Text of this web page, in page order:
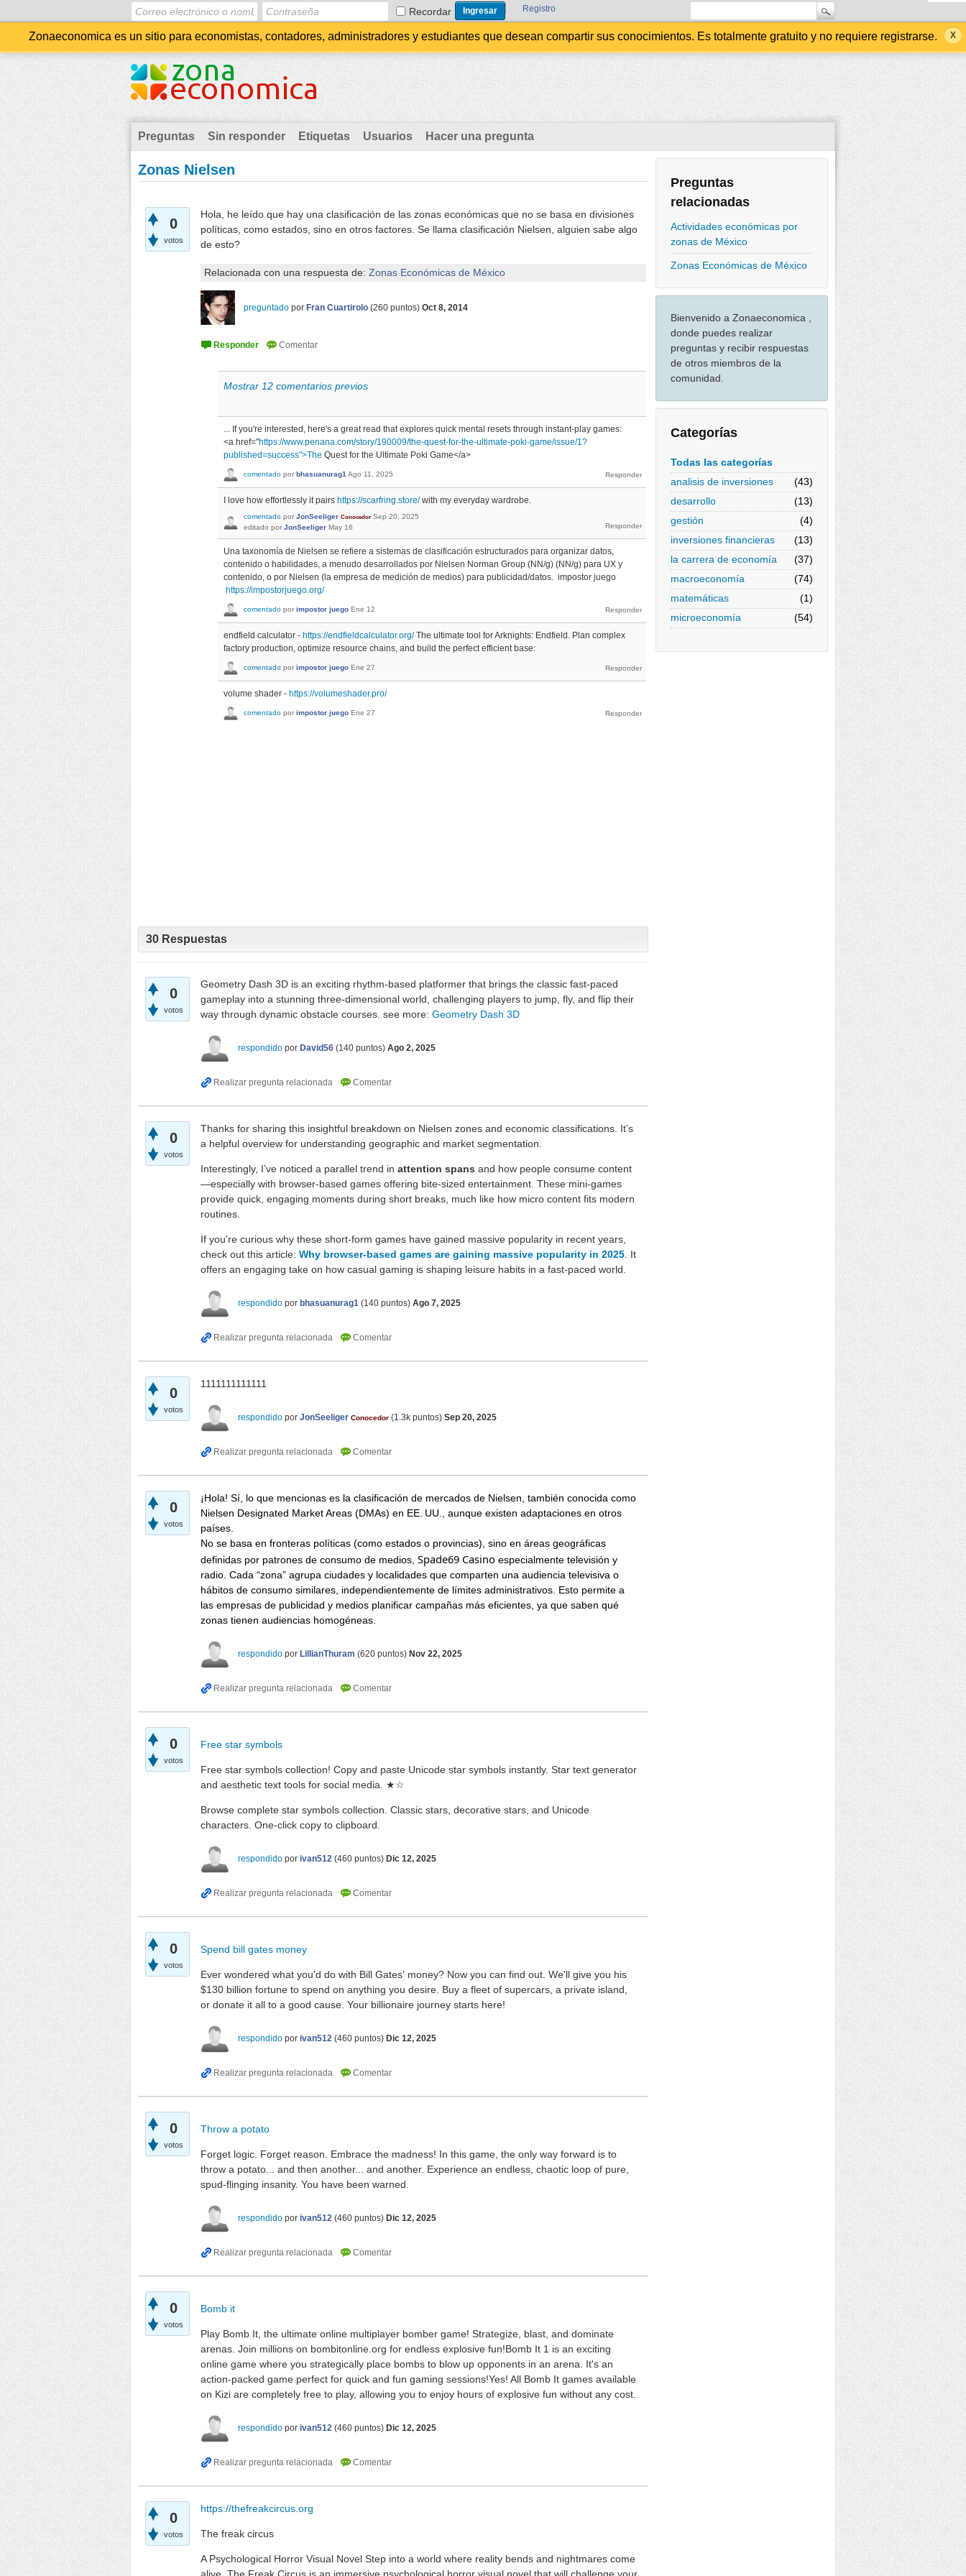
Recordar Registro
Zonaeconomica es un sitio para economistas, contadores, administradores y estudiantes que desean compartir sus conocimientos. Es totalmente gratuito y no requiere registrarse.
Preguntas Sin responder Etiquetas Usuarios Hacer una pregunta
Preguntas
relacionadas
Actividades económicas por
zonas de México
Zonas Económicas de México
Bienvenido a Zonaeconomica ,
donde puedes realizar
preguntas y recibir respuestas
de otros miembros de la
comunidad.
Categorías
Todas las categorías
analisis de inversiones
(43)
desarrollo
(13)
gestión
(4)
inversiones financieras
(13)
la carrera de economía
(37)
macroeconomía
(74)
matemáticas
(1)
microeconomía
(54)
Zonas Nielsen
0
votos
Hola, he leído que hay una clasificación de las zonas económicas que no se basa en divisiones
políticas, como estados, sino en otros factores. Se llama clasificación Nielsen, alguien sabe algo
de esto?
Relacionada con una respuesta de: Zonas Económicas de México
preguntado por Fran Cuartirolo (260 puntos) Oct 8, 2014
Mostrar 12 comentarios previos
... If you're interested, here's a great read that explores quick mental resets through instant-play games:
<a href="https://www.penana.com/story/190009/the-quest-for-the-ultimate-poki-game/issue/1?
published=success">The Quest for the Ultimate Poki Game</a>
comentado por bhasuanurag1 Ago 11, 2025
I love how effortlessly it pairs https://scarfring.store/with my everyday wardrobe.
comentado por JonSeeliger Conocedor Sep 20, 2025
editado por JonSeeliger May 16
Una taxonomía de Nielsen se refiere a sistemas de clasificación estructurados para organizar datos,
contenido o habilidades, a menudo desarrollados por Nielsen Norman Group (NN/g) (NN/g) para UX y
contenido, o por Nielsen (la empresa de medición de medios) para publicidad/datos. impostor juego
https://impostorjuego.org/
comentado por impostor juego Ene 12
endfield calculator - https://endfieldcalculator.org/The ultimate tool for Arknights: Endfield. Plan complex
factory production, optimize resource chains, and build the perfect efficient base.
comentado por impostor juego Ene 27
volume shader - https://volumeshader.pro/
comentado por impostor juego Ene 27
30 Respuestas
0
votos
Geometry Dash 3D is an exciting rhythm-based platformer that brings the classic fast-paced
gameplay into a stunning three-dimensional world, challenging players to jump, fly, and flip their
way through dynamic obstacle courses. see more: Geometry Dash 3D
respondido por David56 (140 puntos) Ago 2, 2025
0
votos
Thanks for sharing this insightful breakdown on Nielsen zones and economic classifications. It’s
a helpful overview for understanding geographic and market segmentation.
Interestingly, I’ve noticed a parallel trend in attention spans and how people consume content
—especially with browser-based games offering bite-sized entertainment. These mini-games
provide quick, engaging moments during short breaks, much like how micro content fits modern
routines.
If you're curious why these short-form games have gained massive popularity in recent years,
check out this article: Why browser-based games are gaining massive popularity in 2025. It
offers an engaging take on how casual gaming is shaping leisure habits in a fast-paced world.
respondido por bhasuanurag1 (140 puntos) Ago 7, 2025
0
votos
1111111111111
respondido por JonSeeliger Conocedor (1.3k puntos) Sep 20, 2025
0
votos
¡Hola! Sí, lo que mencionas es la clasificación de mercados de Nielsen, también conocida como
Nielsen Designated Market Areas (DMAs) en EE. UU., aunque existen adaptaciones en otros
países.
No se basa en fronteras políticas (como estados o provincias), sino en áreas geográficas
definidas por patrones de consumo de medios, Spade69 Casino especialmente televisión y
radio. Cada “zona” agrupa ciudades y localidades que comparten una audiencia televisiva o
hábitos de consumo similares, independientemente de límites administrativos. Esto permite a
las empresas de publicidad y medios planificar campañas más eficientes, ya que saben qué
zonas tienen audiencias homogéneas.
respondido por LillianThuram (620 puntos) Nov 22, 2025
0
votos
Free star symbols
Free star symbols collection! Copy and paste Unicode star symbols instantly. Star text generator
and aesthetic text tools for social media. ★☆
Browse complete star symbols collection. Classic stars, decorative stars, and Unicode
characters. One-click copy to clipboard.
respondido por ivan512 (460 puntos) Dic 12, 2025
0
votos
Spend bill gates money
Ever wondered what you'd do with Bill Gates' money? Now you can find out. We'll give you his
$130 billion fortune to spend on anything you desire. Buy a fleet of supercars, a private island,
or donate it all to a good cause. Your billionaire journey starts here!
respondido por ivan512 (460 puntos) Dic 12, 2025
0
votos
Throw a potato
Forget logic. Forget reason. Embrace the madness! In this game, the only way forward is to
throw a potato... and then another... and another. Experience an endless, chaotic loop of pure,
spud-flinging insanity. You have been warned.
respondido por ivan512 (460 puntos) Dic 12, 2025
0
votos
Bomb it
Play Bomb It, the ultimate online multiplayer bomber game! Strategize, blast, and dominate
arenas. Join millions on bombitonline.org for endless explosive fun!Bomb It 1 is an exciting
online game where you strategically place bombs to blow up opponents in an arena. It's an
action-packed game perfect for quick and fun gaming sessions!Yes! All Bomb It games available
on Kizi are completely free to play, allowing you to enjoy hours of explosive fun without any cost.
respondido por ivan512 (460 puntos) Dic 12, 2025
0
votos
https://thefreakcircus.org
The freak circus
A Psychological Horror Visual Novel Step into a world where reality bends and nightmares come